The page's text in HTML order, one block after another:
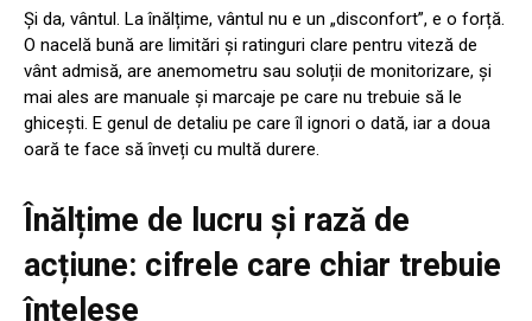
Și da, vântul. La înălțime, vântul nu e un „disconfort”, e o forță.
O nacelă bună are limitări și ratinguri clare pentru viteză de
vânt admisă, are anemometru sau soluții de monitorizare, și
mai ales are manuale și marcaje pe care nu trebuie să le
ghicești. E genul de detaliu pe care îl ignori o dată, iar a doua
oară te face să înveți cu multă durere.
Înălțime de lucru și rază de
acțiune: cifrele care chiar trebuie
înțelese